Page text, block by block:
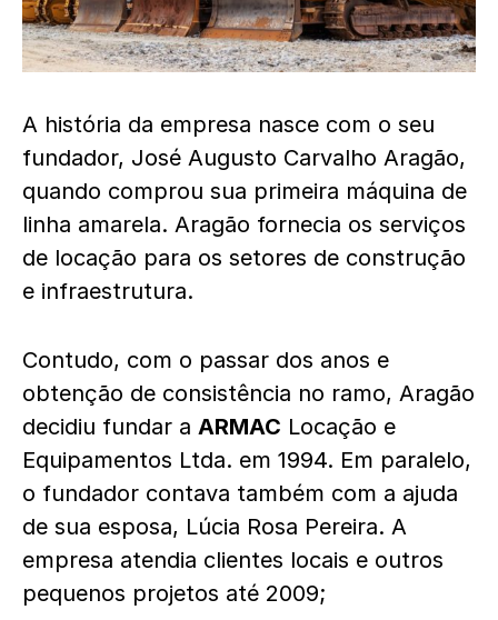
A história da empresa nasce com o seu
fundador, José Augusto Carvalho Aragão,
quando comprou sua primeira máquina de
linha amarela. Aragão fornecia os serviços
de locação para os setores de construção
e infraestrutura.
Contudo, com o passar dos anos e
obtenção de consistência no ramo, Aragão
decidiu fundar a ARMAC Locação e
Equipamentos Ltda. em 1994. Em paralelo,
o fundador contava também com a ajuda
de sua esposa, Lúcia Rosa Pereira. A
empresa atendia clientes locais e outros
pequenos projetos até 2009;